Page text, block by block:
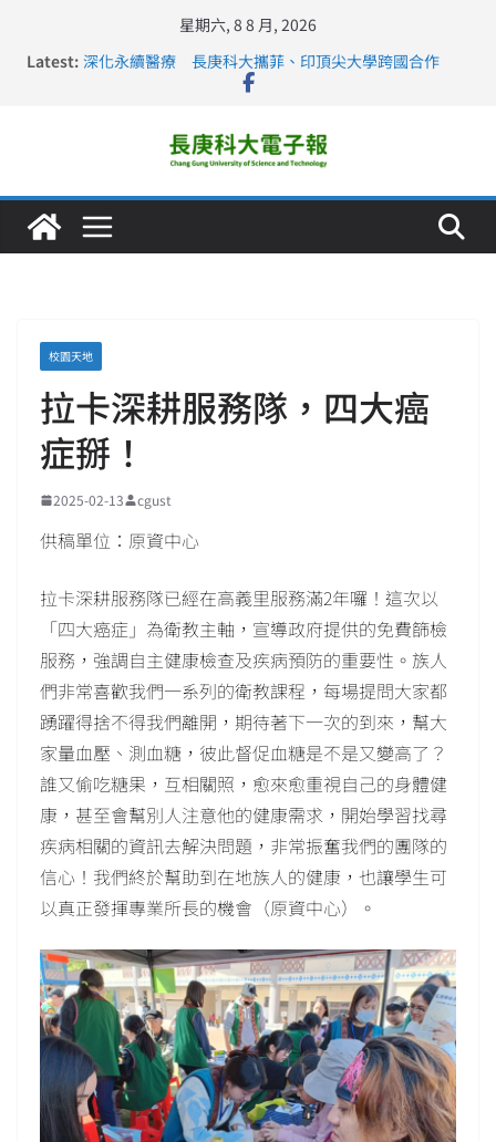
星期六, 8 8 月, 2026
Latest: 深化永續醫療 長庚科大攜菲、印頂尖大學跨國合作
長庚科大訪凱瑟醫療集團、美容學校收穫豐
仁德醫專與長庚科大締結策略聯盟 培育護理尖兵
長庚科大連四年穩居《遠見》醫學大學第5名 辦學實力再
校園天地
拉卡深耕服務隊，四大癌
症掰！
2025-02-13 cgust
供稿單位：原資中心
拉卡深耕服務隊已經在高義里服務滿2年囉！這次以
「四大癌症」為衛教主軸，宣導政府提供的免費篩檢
服務，強調自主健康檢查及疾病預防的重要性。族人
們非常喜歡我們一系列的衛教課程，每場提問大家都
踴躍得捨不得我們離開，期待著下一次的到來，幫大
家量血壓、測血糖，彼此督促血糖是不是又變高了？
誰又偷吃糖果，互相關照，愈來愈重視自己的身體健
康，甚至會幫別人注意他的健康需求，開始學習找尋
疾病相關的資訊去解決問題，非常振奮我們的團隊的
信心！我們終於幫助到在地族人的健康，也讓學生可
以真正發揮專業所長的機會（原資中心）。